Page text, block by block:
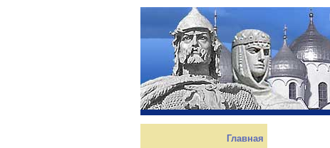
Главная